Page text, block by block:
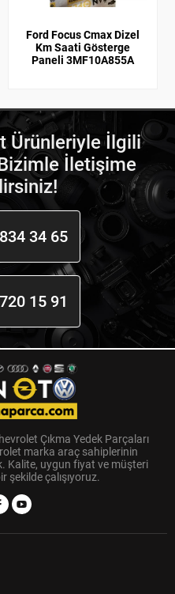
Ford Focus Cmax Dizel
Km Saati Gösterge
Paneli 3MF10A855A
Ürünleriyle İlgili
İletişime
34 65
15 91
Çıkma Yedek Parçaları
marka araç sahiplerinin
Kalite, uygun fiyat ve müşteri
şekilde çalışıyoruz.